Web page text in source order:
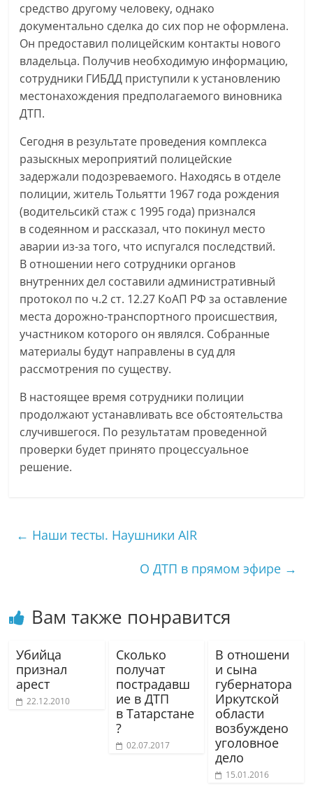
средство другому человеку, однако
документально сделка до сих пор не оформлена.
Он предоставил полицейским контакты нового
владельца. Получив необходимую информацию,
сотрудники ГИБДД приступили к установлению
местонахождения предполагаемого виновника
ДТП.
Сегодня в результате проведения комплекса
разыскных мероприятий полицейские
задержали подозреваемого. Находясь в отделе
полиции, житель Тольятти 1967 года рождения
(водительсикй стаж с 1995 года) признался
в содеянном и рассказал, что покинул место
аварии из-за того, что испугался последствий.
В отношении него сотрудники органов
внутренних дел составили административный
протокол по ч.2 ст. 12.27 КоАП РФ за оставление
места дорожно-транспортного происшествия,
участником которого он являлся. Собранные
материалы будут направлены в суд для
рассмотрения по существу.
В настоящее время сотрудники полиции
продолжают устанавливать все обстоятельства
случившегося. По результатам проведенной
проверки будет принято процессуальное
решение.
← Наши тесты. Наушники AIR
О ДТП в прямом эфире →
Вам также понравится
Убийца
признал
арест
22.12.2010
Сколько
получат
пострадавш
ие в ДТП
в Татарстане
?
02.07.2017
В отношени
и сына
губернатора
Иркутской
области
возбуждено
уголовное
дело
15.01.2016